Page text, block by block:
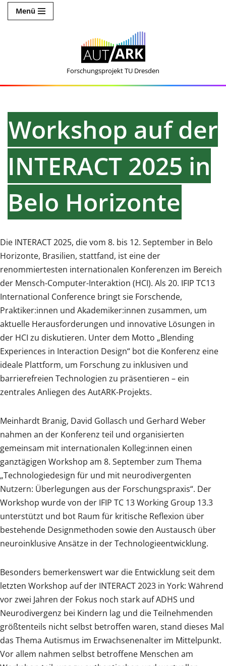
Menü
Forschungsprojekt TU Dresden
Workshop auf der
INTERACT 2025 in
Belo Horizonte
Die INTERACT 2025, die vom 8. bis 12. September in Belo
Horizonte, Brasilien, stattfand, ist eine der
renommiertesten internationalen Konferenzen im Bereich
der Mensch-Computer-Interaktion (HCI). Als 20. IFIP TC13
International Conference bringt sie Forschende,
Praktiker:innen und Akademiker:innen zusammen, um
aktuelle Herausforderungen und innovative Lösungen in
der HCI zu diskutieren. Unter dem Motto „Blending
Experiences in Interaction Design“ bot die Konferenz eine
ideale Plattform, um Forschung zu inklusiven und
barrierefreien Technologien zu präsentieren – ein
zentrales Anliegen des AutARK-Projekts.
Meinhardt Branig, David Gollasch und Gerhard Weber
nahmen an der Konferenz teil und organisierten
gemeinsam mit internationalen Kolleg:innen einen
ganztägigen Workshop am 8. September zum Thema
„Technologiedesign für und mit neurodivergenten
Nutzern: Überlegungen aus der Forschungspraxis“. Der
Workshop wurde von der IFIP TC 13 Working Group 13.3
unterstützt und bot Raum für kritische Reflexion über
bestehende Designmethoden sowie den Austausch über
neuroinklusive Ansätze in der Technologieentwicklung.
Besonders bemerkenswert war die Entwicklung seit dem
letzten Workshop auf der INTERACT 2023 in York: Während
vor zwei Jahren der Fokus noch stark auf ADHS und
Neurodivergenz bei Kindern lag und die Teilnehmenden
größtenteils nicht selbst betroffen waren, stand dieses Mal
das Thema Autismus im Erwachsenenalter im Mittelpunkt.
Vor allem nahmen selbst betroffene Menschen am